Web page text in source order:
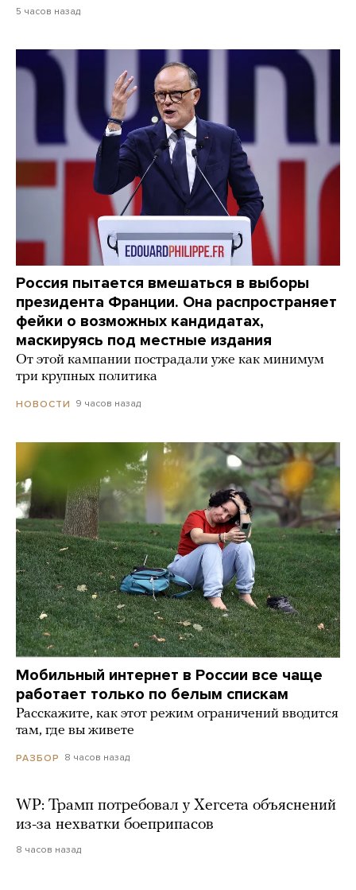
5 часов назад
Россия пытается вмешаться в выборы
президента Франции. Она распространяет
фейки о возможных кандидатах,
маскируясь под местные издания
От этой кампании пострадали уже как минимум
три крупных политика
НОВОСТИ 9 часов назад
Мобильный интернет в России все чаще
работает только по белым спискам
Расскажите, как этот режим ограничений вводится
там, где вы живете
РАЗБОР 8 часов назад
WP: Трамп потребовал у Хегсета объяснений
из-за нехватки боеприпасов
8 часов назад